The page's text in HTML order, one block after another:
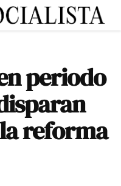
periodo
reforma